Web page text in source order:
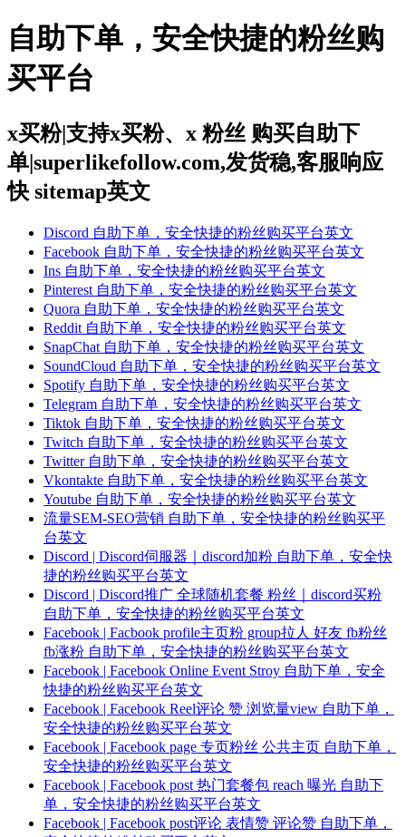
自助下单，安全快捷的粉丝购
买平台
x买粉|支持x买粉、x 粉丝 购买自助下
单|superlikefollow.com,发货稳,客服响应
快 sitemap英文
Discord 自助下单，安全快捷的粉丝购买平台英文
Facebook 自助下单，安全快捷的粉丝购买平台英文
Ins 自助下单，安全快捷的粉丝购买平台英文
Pinterest 自助下单，安全快捷的粉丝购买平台英文
Quora 自助下单，安全快捷的粉丝购买平台英文
Reddit 自助下单，安全快捷的粉丝购买平台英文
SnapChat 自助下单，安全快捷的粉丝购买平台英文
SoundCloud 自助下单，安全快捷的粉丝购买平台英文
Spotify 自助下单，安全快捷的粉丝购买平台英文
Telegram 自助下单，安全快捷的粉丝购买平台英文
Tiktok 自助下单，安全快捷的粉丝购买平台英文
Twitch 自助下单，安全快捷的粉丝购买平台英文
Twitter 自助下单，安全快捷的粉丝购买平台英文
Vkontakte 自助下单，安全快捷的粉丝购买平台英文
Youtube 自助下单，安全快捷的粉丝购买平台英文
流量SEM-SEO营销 自助下单，安全快捷的粉丝购买平
台英文
Discord | Discord伺服器｜discord加粉 自助下单，安全快
捷的粉丝购买平台英文
Discord | Discord推广 全球随机套餐 粉丝｜discord买粉
自助下单，安全快捷的粉丝购买平台英文
Facebook | Facbook profile主页粉 group拉人 好友 fb粉丝
fb涨粉 自助下单，安全快捷的粉丝购买平台英文
Facebook | Facebook Online Event Stroy 自助下单，安全
快捷的粉丝购买平台英文
Facebook | Facebook Reel评论 赞 浏览量view 自助下单，
安全快捷的粉丝购买平台英文
Facebook | Facebook page 专页粉丝 公共主页 自助下单，
安全快捷的粉丝购买平台英文
Facebook | Facebook post 热门套餐包 reach 曝光 自助下
单，安全快捷的粉丝购买平台英文
Facebook | Facebook post评论 表情赞 评论赞 自助下单，